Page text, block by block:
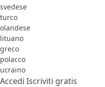
svedese
turco
olandese
lituano
greco
polacco
ucraino
Accedi Iscriviti gratis